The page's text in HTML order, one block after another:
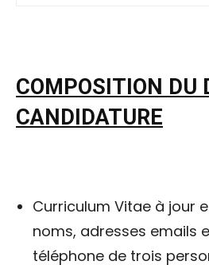
COMPOSITION DU
CANDIDATURE
Curriculum Vitae à jour
noms, adresses emails
téléphone de trois